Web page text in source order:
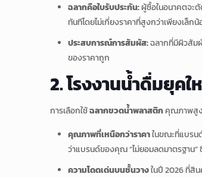
ฉลากคือใบรับประกัน:ผู้ซื้อในอนาคตจะ
ทันทีโดยไม่เกี่ยงราคาที่สูงกว่าเพียงเล็กน้
ประสบการณ์การสัมผัส:ฉลากที่มีผิวสัม
ของราคาถูก
2. โรงงานน้ำดื่มยุค
การเลือกใช้ฉลากขวดน้ำพลาสติกคุณภาพสูง
คุณภาพที่เหนือกว่าราคาในขณะที่แบรน
ว่าแบรนด์ของคุณ “ไม่ยอมลดมาตรฐาน”
ความโดดเด่นบนชั้นวางในปี 2026 ที่สิ